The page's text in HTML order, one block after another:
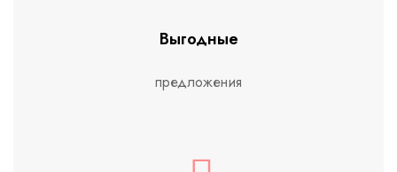
Выгодные
предложения